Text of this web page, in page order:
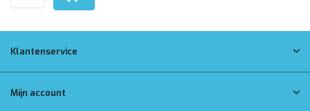
Klantenservice
Mijn account